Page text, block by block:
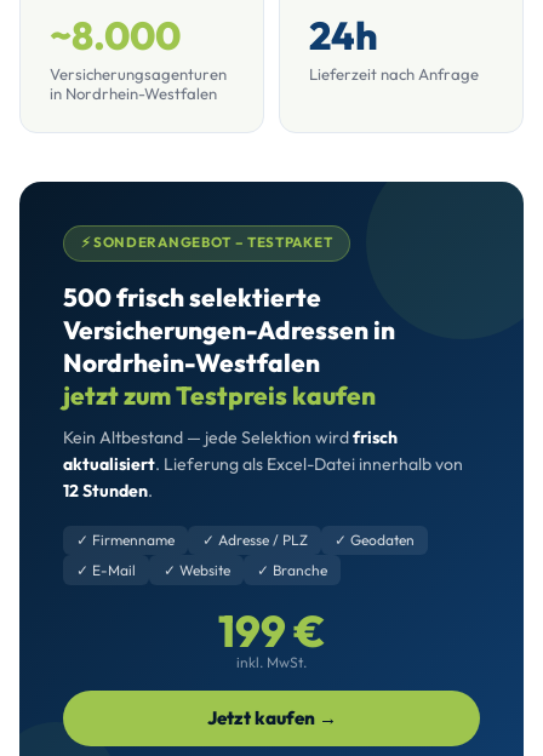
~8.000
Versicherungsagenturen
in Nordrhein-Westfalen
24h
Lieferzeit nach Anfrage
⚡ SONDERANGEBOT – TESTPAKET
500 frisch selektierte
Versicherungen-Adressen in
Nordrhein-Westfalen
jetzt zum Testpreis kaufen
Kein Altbestand — jede Selektion wirdfrisch
aktualisiert. Lieferung als Excel-Datei innerhalb von
12 Stunden.
✓ Firmenname ✓ Adresse / PLZ
✓ Geodaten
✓ E-Mail
✓ Website ✓ Branche
199 €
inkl. MwSt.
Jetzt kaufen →